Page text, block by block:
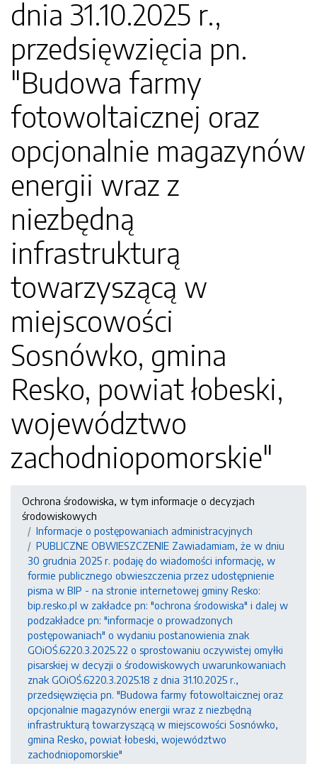
dnia 31.10.2025 r.,
przedsięwzięcia pn.
"Budowa farmy
fotowoltaicznej oraz
opcjonalnie magazynów
energii wraz z
niezbędną
infrastrukturą
towarzyszącą w
miejscowości
Sosnówko, gmina
Resko, powiat łobeski,
województwo
zachodniopomorskie"
Ochrona środowiska, w tym informacje o decyzjach
środowiskowych
Informacje o postępowaniach administracyjnych
PUBLICZNE OBWIESZCZENIE Zawiadamiam, że w dniu
30 grudnia 2025 r. podaję do wiadomości informację, w
formie publicznego obwieszczenia przez udostępnienie
pisma w BIP - na stronie internetowej gminy Resko:
bip.resko.pl w zakładce pn: "ochrona środowiska" i dalej w
podzakładce pn: "informacje o prowadzonych
postępowaniach" o wydaniu postanowienia znak
GOiOŚ.6220.3.2025.22 o sprostowaniu oczywistej omyłki
pisarskiej w decyzji o środowiskowych uwarunkowaniach
znak GOiOŚ.6220.3.2025.18 z dnia 31.10.2025 r.,
przedsięwzięcia pn. "Budowa farmy fotowoltaicznej oraz
opcjonalnie magazynów energii wraz z niezbędną
infrastrukturą towarzyszącą w miejscowości Sosnówko,
gmina Resko, powiat łobeski, województwo
zachodniopomorskie"